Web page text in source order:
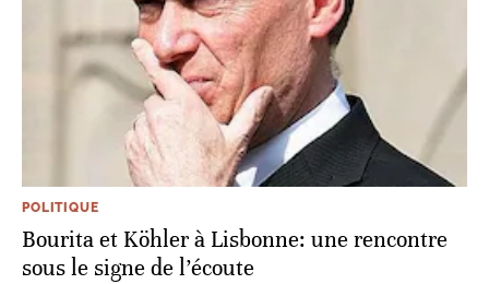
POLITIQUE
Bourita et Köhler à Lisbonne: une rencontre
sous le signe de l’écoute